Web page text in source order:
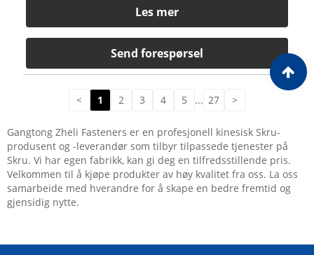
Les mer
Send forespørsel
< 1 2 3 4 5 ... 27 >
Gangtong Zheli Fasteners er en profesjonell kinesisk Skru-
produsent og -leverandør som tilbyr tilpassede tjenester på
Skru. Vi har egen fabrikk, kan gi deg en tilfredsstillende pris.
Velkommen til å kjøpe produkter av høy kvalitet fra oss. La oss
samarbeide med hverandre for å skape en bedre fremtid og
gjensidig nytte.